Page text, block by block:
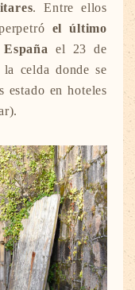
. Entre ellos
el último
el 23 de
celda donde se
estado en hoteles